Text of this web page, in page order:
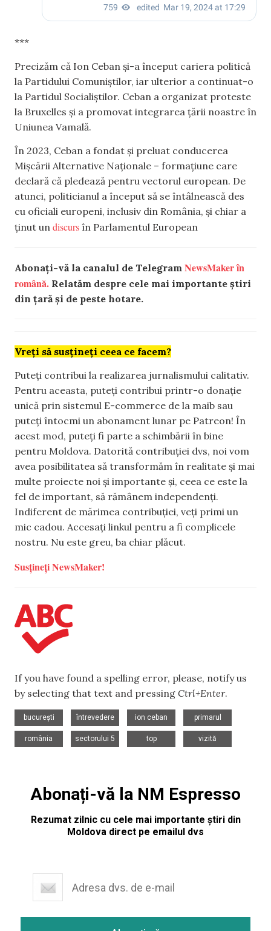
***
Precizăm că Ion Ceban și-a început cariera politică
la Partidului Comuniștilor, iar ulterior a continuat-o
la Partidul Socialiștilor. Ceban a organizat proteste
la Bruxelles și a promovat integrarea țării noastre în
Uniunea Vamală.
În 2023, Ceban a fondat și preluat conducerea
Mișcării Alternative Naționale – formațiune care
declară că pledează pentru vectorul european. De
atunci, politicianul a început să se întâlnească des
cu oficiali europeni, inclusiv din România, și chiar a
ținut un discurs în Parlamentul European
Abonați-vă la canalul de Telegram NewsMaker în
română. Relatăm despre cele mai importante știri
din țară și de peste hotare.
Vreți să susțineți ceea ce facem?
Puteți contribui la realizarea jurnalismului calitativ.
Pentru aceasta, puteți contribui printr-o donație
unică prin sistemul E-commerce de la maib sau
puteți întocmi un abonament lunar pe Patreon! În
acest mod, puteți fi parte a schimbării în bine
pentru Moldova. Datorită contribuției dvs, noi vom
avea posibilitatea să transformăm în realitate și mai
multe proiecte noi și importante și, ceea ce este la
fel de important, să rămânem independenți.
Indiferent de mărimea contribuției, veți primi un
mic cadou. Accesați linkul pentru a fi complicele
nostru. Nu este greu, ba chiar plăcut.
Susțineți NewsMaker!
If you have found a spelling error, please, notify us
by selecting that text and pressing Ctrl+Enter.
bucurești
întrevedere
ion ceban
primarul
românia
sectorului 5
top
vizită
Abonați-vă la NM Espresso
Rezumat zilnic cu cele mai importante știri din
Moldova direct pe emailul dvs